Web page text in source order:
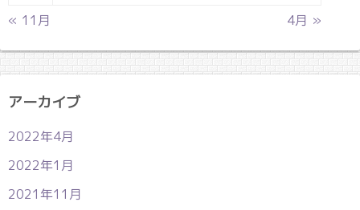
« 11月
4月 »
アーカイブ
2022年4月
2022年1月
2021年11月